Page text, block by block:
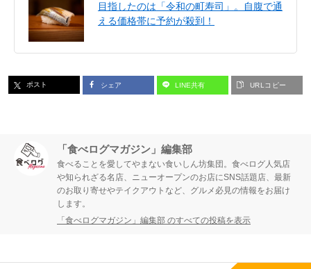
目指したのは「令和の町寿司」。自腹で通
える価格帯に予約が殺到！
ポスト シェア LINE共有 URLコピー
「食べログマガジン」編集部
食べることを愛してやまない食いしん坊集団。食べログ人気店
や知られざる名店、ニューオープンのお店にSNS話題店、最新
のお取り寄せやテイクアウトなど、グルメ必見の情報をお届け
します。
「食べログマガジン」編集部 のすべての投稿を表示